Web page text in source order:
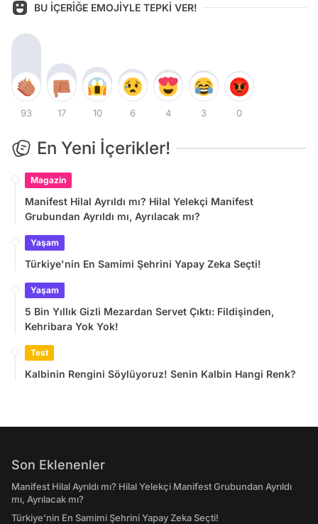
BU İÇERİĞE EMOJİYLE TEPKİ VER!
93 17 10 6 4 3 0
En Yeni İçerikler!
Magazin
Manifest Hilal Ayrıldı mı? Hilal Yelekçi Manifest
Grubundan Ayrıldı mı, Ayrılacak mı?
Yaşam
Türkiye'nin En Samimi Şehrini Yapay Zeka Seçti!
Yaşam
5 Bin Yıllık Gizli Mezardan Servet Çıktı: Fildişinden,
Kehribara Yok Yok!
Test
Kalbinin Rengini Söylüyoruz! Senin Kalbin Hangi Renk?
Son Eklenenler
Manifest Hilal Ayrıldı mı? Hilal Yelekçi Manifest Grubundan Ayrıldı
mı, Ayrılacak mı?
Türkiye'nin En Samimi Şehrini Yapay Zeka Seçti!